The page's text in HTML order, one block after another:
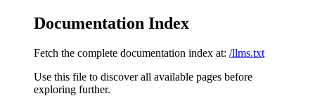
Documentation Index
Fetch the complete documentation index at: /llms.txt
Use this file to discover all available pages before
exploring further.